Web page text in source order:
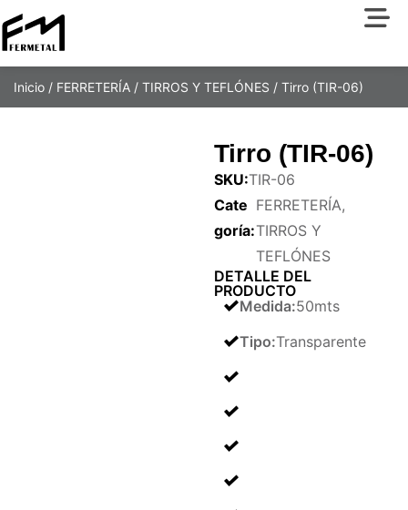
Inicio / FERRETERÍA / TIRROS Y TEFLÓNES / Tirro (TIR-06)
Tirro (TIR-06)
SKU:TIR-06
Cate
goría:
FERRETERÍA,
TIRROS Y
TEFLÓNES
DETALLE DEL
PRODUCTO
Medida:50mts
Tipo:Transparente